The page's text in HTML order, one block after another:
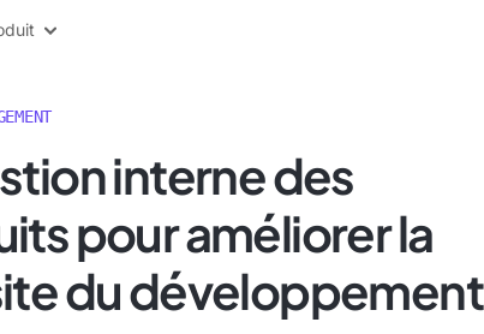
interne des
pour améliorer la
du développement